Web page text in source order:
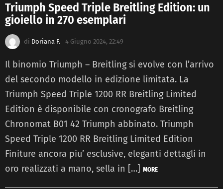
Triumph Speed Triple Breitling Edition: un
gioiello in 270 esemplari
di Doriana F. 4 Giugno 2024, 22:49
Il binomio Triumph – Breitling si evolve con l’arrivo
del secondo modello in edizione limitata. La
Triumph Speed Triple 1200 RR Breitling Limited
Edition è disponibile con cronografo Breitling
Chronomat B01 42 Triumph abbinato. Triumph
Speed Triple 1200 RR Breitling Limited Edition
Finiture ancora piu’ esclusive, eleganti dettagli in
oro realizzati a mano, sella in […] MORE